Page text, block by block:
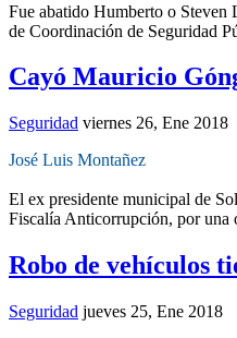
Fue abatido Humberto o Steven
de Coordinación de Seguridad
Cayó Mauricio
Seguridad viernes 26, Ene 2018
José Luis Montañez
El ex presidente municipal de
Fiscalía Anticorrupción, por una
Robo de vehículos
Seguridad jueves 25, Ene 2018